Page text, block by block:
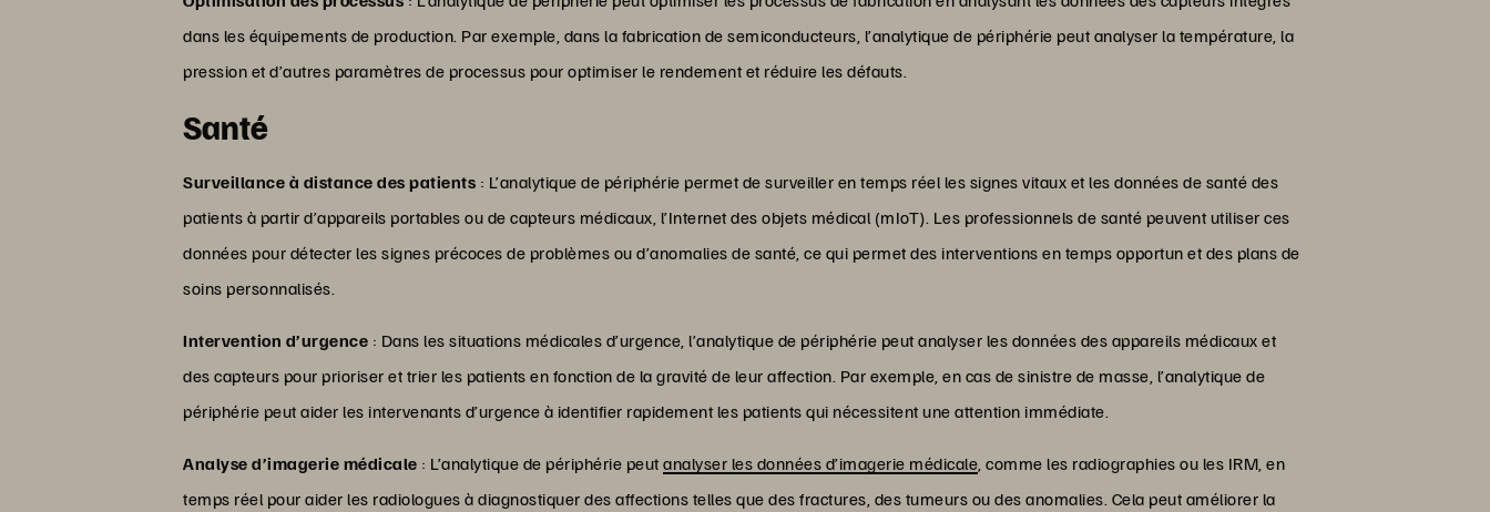
dans les équipements de production. Par exemple, dans la fabrication de semiconducteurs, l’analytique de périphérie peut analyser la température, la
pression et d’autres paramètres de processus pour optimiser le rendement et réduire les défauts.
Santé
Surveillance à distance des patients : L’analytique de périphérie permet de surveiller en temps réel les signes vitaux et les données de santé des
patients à partir d’appareils portables ou de capteurs médicaux, l’Internet des objets médical (mIoT). Les professionnels de santé peuvent utiliser ces
données pour détecter les signes précoces de problèmes ou d’anomalies de santé, ce qui permet des interventions en temps opportun et des plans de
soins personnalisés.
Intervention d’urgence : Dans les situations médicales d’urgence, l’analytique de périphérie peut analyser les données des appareils médicaux et
des capteurs pour prioriser et trier les patients en fonction de la gravité de leur affection. Par exemple, en cas de sinistre de masse, l’analytique de
périphérie peut aider les intervenants d’urgence à identifier rapidement les patients qui nécessitent une attention immédiate.
Analyse d’imagerie médicale : L’analytique de périphérie peutanalyser les données d’imagerie médicale , comme les radiographies ou les IRM, en
temps réel pour aider les radiologues à diagnostiquer des affections telles que des fractures, des tumeurs ou des anomalies. Cela peut améliorer la